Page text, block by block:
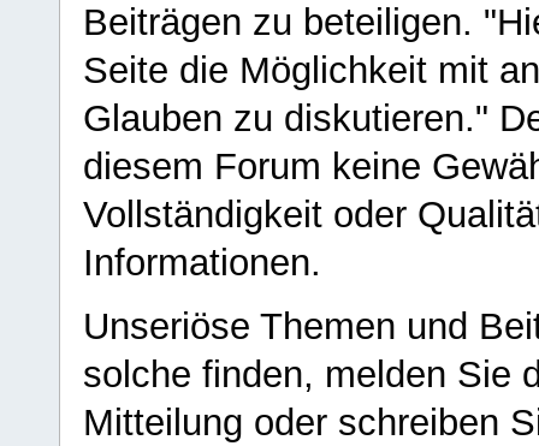
Beiträgen zu beteiligen.
Seite die Möglichkeit mit
Glauben zu diskutieren."
diesem Forum keine
Vollständigkeit oder
Informationen.
Unseriöse Themen und
solche finden, melden Sie
Mitteilung oder schreiben